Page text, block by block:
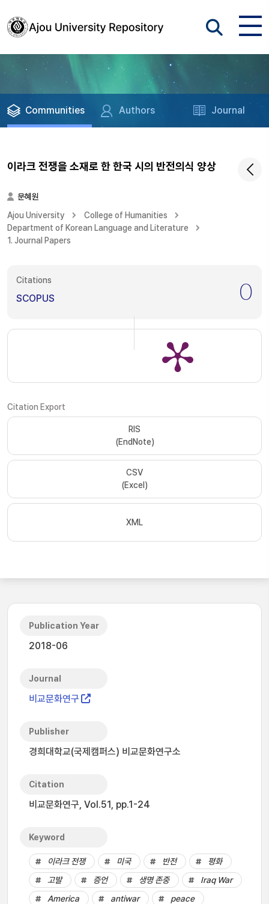
Communities Authors Journal
이라크 전쟁을 소재로 한 한국 시의 반전의식 양상
문혜원
Ajou University
College of Humanities
Department of Korean Language and Literature
1. Journal Papers
Citations
SCOPUS 0
Citation Export
RIS
(EndNote)
CSV
(Excel)
XML
Publication Year
2018-06
Journal
비교문화연구
Publisher
경희대학교(국제캠퍼스) 비교문화연구소
Citation
비교문화연구, Vol.51, pp.1-24
Keyword
이라크 전쟁 미국 반전
평화
고발
증언 생명 존중
Iraq War
America
antiwar
peace